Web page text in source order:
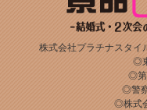
株式会社プラチナスタイ
◎
◎第
◎警
◎株式